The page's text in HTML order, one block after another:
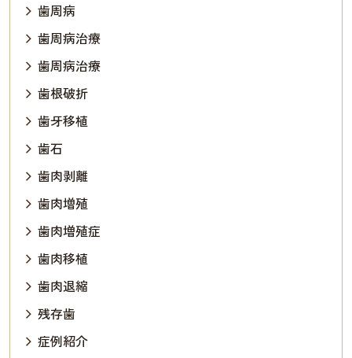
歯周病
歯周病治療
歯周病治療
歯根破折
歯牙移植
歯石
歯肉剥離
歯肉増殖
歯肉増殖症
歯肉移植
歯肉退縮
残存歯
症例紹介